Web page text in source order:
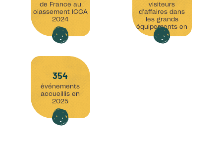
de France au
classement ICCA
2024
visiteurs
d'affaires dans
les grands
équipements en
2025
354
événements
accueillis en
2025